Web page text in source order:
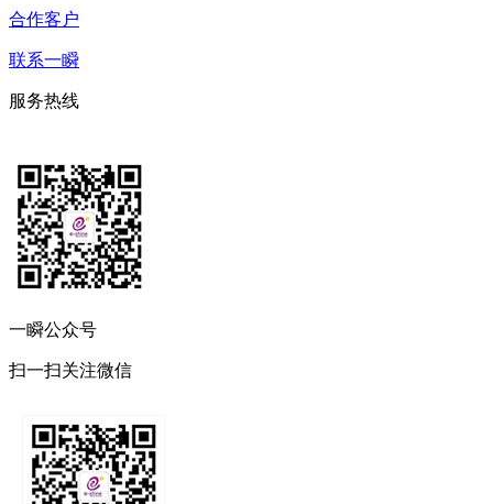
合作客户
联系一瞬
服务热线
一瞬公众号
扫一扫关注微信